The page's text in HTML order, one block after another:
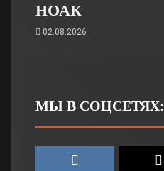
НОАК
02.08.2026
МЫ В СОЦСЕТЯХ: